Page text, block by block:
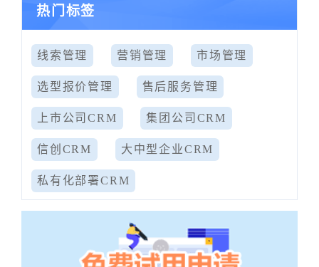
热门标签
线索管理 营销管理 市场管理
选型报价管理 售后服务管理
上市公司CRM 集团公司CRM
信创CRM 大中型企业CRM
私有化部署CRM